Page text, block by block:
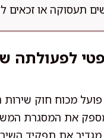
תעסוקה או זכאים
לפעולתה
מכוח חוק
1959, המספק את המסגרת
מגדיר את תפקיד